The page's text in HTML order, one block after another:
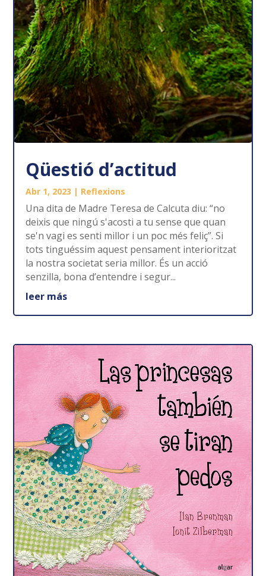
Qüestió d’actitud
Abr 1, 2023 | Reflexions
Una dita de Madre Teresa de Calcuta diu: “no
deixis que ningú s'acosti a tu sense que quan
se'n vagi es senti millor i un poc més feliç”. Si
tots tinguéssim aquest pensament interioritzat
la nostra societat seria millor. És un acció
senzilla, bona d’entendre i segur...
leer más